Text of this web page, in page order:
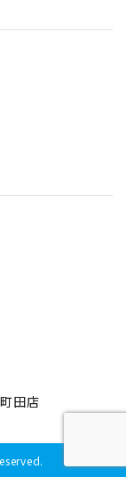
町田店